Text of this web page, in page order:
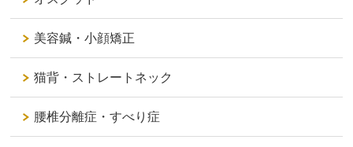
美容鍼・小顔矯正
猫背・ストレートネック
腰椎分離症・すべり症